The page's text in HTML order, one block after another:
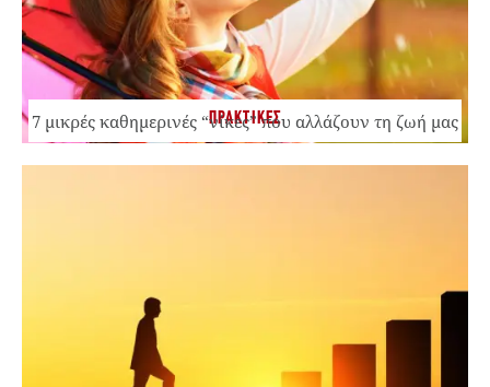
ΠΡΑΚΤΙΚΕΣ
7 μικρές καθημερινές “νίκες” που αλλάζουν τη ζωή μας